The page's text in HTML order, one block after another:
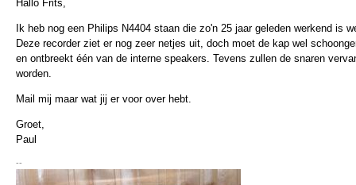
Hallo Frits,
Ik heb nog een Philips N4404 staan die zo'n 25 jaar geleden werkend is
Deze recorder ziet er nog zeer netjes uit, doch moet de kap wel
en ontbreekt één van de interne speakers. Tevens zullen de snaren
worden.
Mail mij maar wat jij er voor over hebt.
Groet,
Paul
--